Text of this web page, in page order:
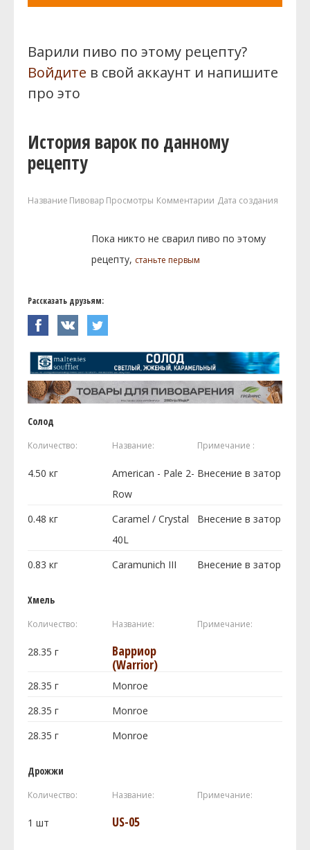
Варили пиво по этому рецепту?
Войдите в свой аккаунт и напишите
про это
История варок по данному
рецепту
Название Пивовар Просмотры Комментарии Дата создания
Пока никто не сварил пиво по этому
рецепту, станьте первым
Рассказать друзьям:
Солод
Количество: Название: Примечание :
4.50 кг
American - Pale 2-
Row
Внесение в затор
0.48 кг
Caramel / Crystal
40L
Внесение в затор
0.83 кг Caramunich III Внесение в затор
Хмель
Количество: Название: Примечание:
28.35 г
Варриор
(Warrior)
28.35 г
Monroe
28.35 г
Monroe
28.35 г Monroe
Дрожжи
Количество: Название: Примечание:
1 шт US-05